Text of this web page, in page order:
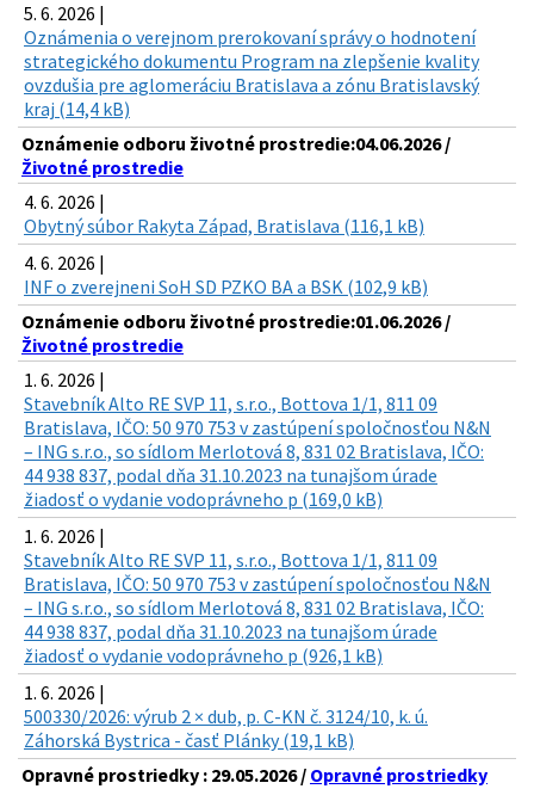
5. 6. 2026 |
Oznámenia o verejnom prerokovaní správy o hodnotení
strategického dokumentu Program na zlepšenie kvality
ovzdušia pre aglomeráciu Bratislava a zónu Bratislavský
kraj (14,4 kB)
Oznámenie odboru životné prostredie:04.06.2026 /
Životné prostredie
4. 6. 2026 |
Obytný súbor Rakyta Západ, Bratislava (116,1 kB)
4. 6. 2026 |
INF o zverejneni SoH SD PZKO BA a BSK (102,9 kB)
Oznámenie odboru životné prostredie:01.06.2026 /
Životné prostredie
1. 6. 2026 |
Stavebník Alto RE SVP 11, s.r.o., Bottova 1/1, 811 09
Bratislava, IČO: 50 970 753 v zastúpení spoločnosťou N&N
– ING s.r.o., so sídlom Merlotová 8, 831 02 Bratislava, IČO:
44 938 837, podal dňa 31.10.2023 na tunajšom úrade
žiadosť o vydanie vodoprávneho p (169,0 kB)
1. 6. 2026 |
Stavebník Alto RE SVP 11, s.r.o., Bottova 1/1, 811 09
Bratislava, IČO: 50 970 753 v zastúpení spoločnosťou N&N
– ING s.r.o., so sídlom Merlotová 8, 831 02 Bratislava, IČO:
44 938 837, podal dňa 31.10.2023 na tunajšom úrade
žiadosť o vydanie vodoprávneho p (926,1 kB)
1. 6. 2026 |
500330/2026: výrub 2 × dub, p. C-KN č. 3124/10, k. ú.
Záhorská Bystrica - časť Plánky (19,1 kB)
Opravné prostriedky : 29.05.2026 / Opravné prostriedky